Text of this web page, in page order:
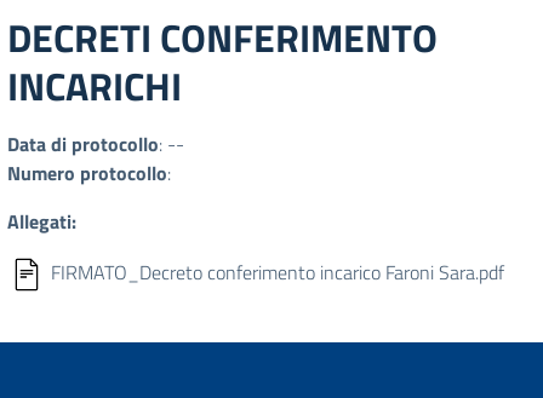
DECRETI CONFERIMENTO
INCARICHI
Data di protocollo: --
Numero protocollo:
Allegati:
FIRMATO_Decreto conferimento incarico Faroni Sara.pdf